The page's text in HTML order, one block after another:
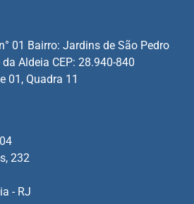
01 Bairro: Jardins de São Pedro
Aldeia CEP: 28.940-840
01, Quadra 11
232
- RJ